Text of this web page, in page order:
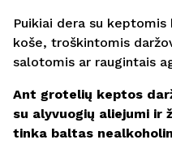
Puikiai dera su
koše, troškintomis
salotomis ar raugintais
Ant grotelių keptos
su alyvuogių aliejumi ir
tinka baltas